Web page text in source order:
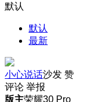
默认
默认
最新
小心说话沙发 赞
评论 举报
版主荣耀30 Pro